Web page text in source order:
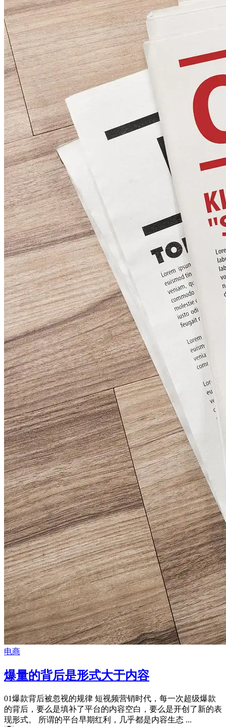
电商
爆量的背后是形式大于内容
01爆款背后被忽视的规律 短视频营销时代，每一次超级爆款
的背后，要么是填补了平台的内容空白，要么是开创了新的表
现形式。 所谓的平台早期红利，几乎都是内容生态 ...